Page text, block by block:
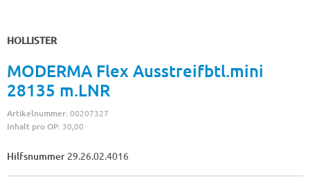
HOLLISTER
MODERMA Flex Ausstreifbtl.mini
28135 m.LNR
Artikelnummer:00207327
Inhalt pro OP: 30,00
Hilfsnummer 29.26.02.4016